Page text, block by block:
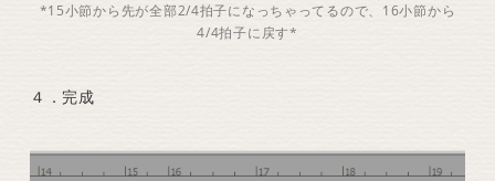
*15小節から先が全部2/4拍子になっちゃってるので、16小節から
4/4拍子に戻す*
４．完成